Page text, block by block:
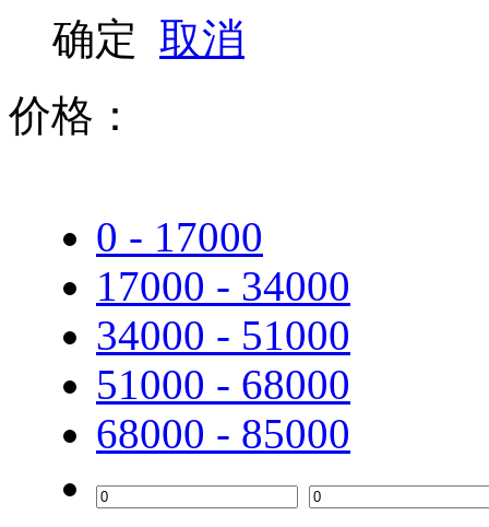
得力
TCL
步步高
联想（Lenovo）
惠普
爱普生
联想（ThinkPad）
确定 取消
价格：
0 - 17000
17000 - 34000
34000 - 51000
51000 - 68000
68000 - 85000